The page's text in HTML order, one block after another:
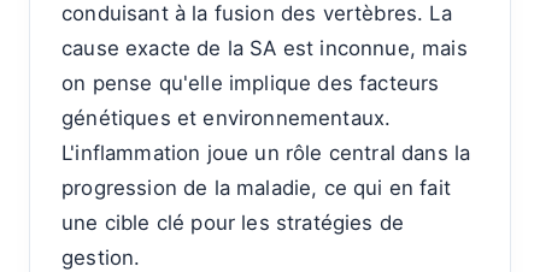
conduisant à la fusion des vertèbres. La
cause exacte de la SA est inconnue, mais
on pense qu'elle implique des facteurs
génétiques et environnementaux.
L'inflammation joue un rôle central dans la
progression de la maladie, ce qui en fait
une cible clé pour les stratégies de
gestion.